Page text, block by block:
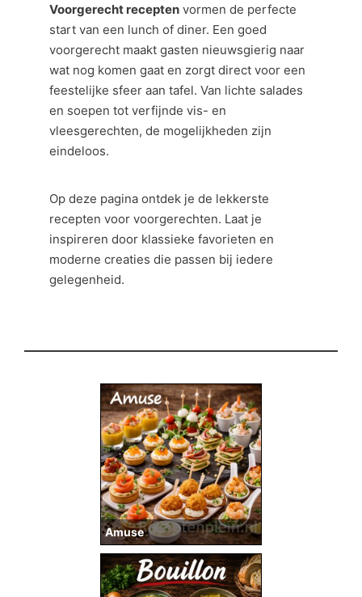
Voorgerecht recepten vormen de perfecte
start van een lunch of diner. Een goed
voorgerecht maakt gasten nieuwsgierig naar
wat nog komen gaat en zorgt direct voor een
feestelijke sfeer aan tafel. Van lichte salades
en soepen tot verfijnde vis- en
vleesgerechten, de mogelijkheden zijn
eindeloos.
Op deze pagina ontdek je de lekkerste
recepten voor voorgerechten. Laat je
inspireren door klassieke favorieten en
moderne creaties die passen bij iedere
gelegenheid.
Amuse